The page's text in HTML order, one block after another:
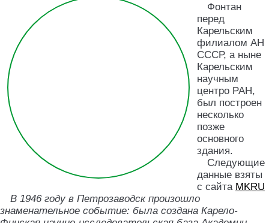
Фонтан
перед
Карельским
филиалом АН
СССР, а ныне
Карельским
научным
центро РАН,
был построен
несколько
позже
основного
здания.
Следующие
данные взяты
с сайта MKRU
В 1946 году в Петрозаводск произошло
знаменательное событие: была создана Карело-